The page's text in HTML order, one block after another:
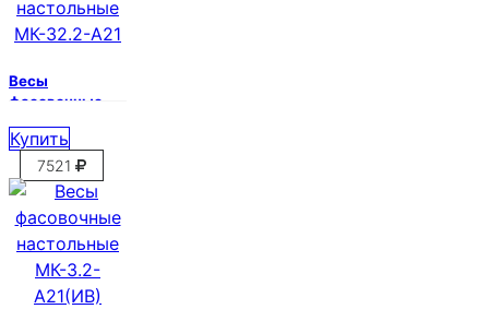
Весы
фасовочные
МК-32.2-А21
Купить
7521